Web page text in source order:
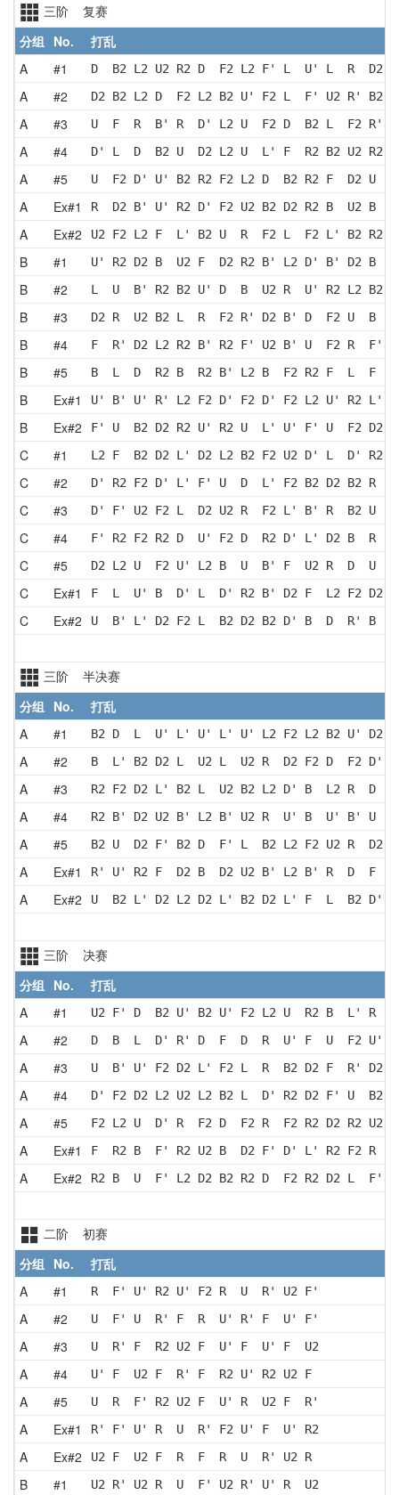
三阶 复赛
分组 No.
打乱
A
#1 D  B2 L2 U2 R2 D  F2 L2 F' L  U' L  R  D2
A #2 D2 B2 L2 D  F2 L2 B2 U' F2 L  F' U2 R' B2
A #3 U  F  R  B' R  D' L2 U  F2 D  B2 L  F2 R'
A #4 D' L  D  B2 U  D2 L2 U  L' F  R2 B2 U2 R2
A #5 U  F2 D' U' B2 R2 F2 L2 D  B2 R2 F  D2 U
A Ex#1 R  D2 B' U' R2 D' F2 U2 B2 D2 R2 B  U2 B
A Ex#2 U2 F2 L2 F  L' B2 U  R  F2 L  F2 L' B2 R2
B #1 U' R2 D2 B  U2 F  D2 R2 B' L2 D' B' D2 B
B #2 L  U  B' R2 B2 U' D  B  U2 R  U' R2 L2 B2 D
B #3 D2 R  U2 B2 L  R  F2 R' D2 B' D  F2 U  B
B #4 F  R' D2 L2 R2 B' R2 F' U2 B' U  F2 R  F'
B #5 B  L  D  R2 B  R2 B' L2 B  F2 R2 F  L  F
B Ex#1 U' B' U' R' L2 F2 D' F2 D' F2 L2 U' R2 L'
B Ex#2 F' U  B2 D2 R2 U' R2 U  L' U' F' U  F2 D2
C #1 L2 F  B2 D2 L' D2 L2 B2 F2 U2 D' L  D' R2
C #2 D' R2 F2 D' L' F' U  D  L' F2 B2 D2 B2 R
C #3 D' F' U2 F2 L  D2 U2 R  F2 L' B' R  B2 U
C #4 F' R2 F2 R2 D  U' F2 D  R2 D' L' D2 B  R
C #5 D2 L2 U  F2 U' L2 B  U  B' F  U2 R  D  U
C Ex#1 F  L  U' B  D' L  D' R2 B' D2 F  L2 F2 D2
C Ex#2 U  B' L' D2 F2 L  B2 D2 B2 D' B  D  R' B
三阶 半决赛
分组 No.
打乱
A
#1 B2 D  L  U' L' U' L' U' L2 F2 L2 B2 U' D2
A #2 B  L' B2 D2 L  U2 L  U2 R  D2 F2 D  F2 D'
A #3 R2 F2 D2 L' B2 L  U2 B2 L2 D' B  L2 R  D
A #4 R2 B' D2 U2 B' L2 B' U2 R  U' B  U' B' U
A #5 B2 U  D2 F' B2 D  F' L  B2 L2 F2 U2 R  D2
A Ex#1 R' U' R2 F  D2 B  D2 U2 B' L2 B' R  D  F
A Ex#2 U  B2 L' D2 L2 D2 L' B2 D2 L' F  L  B2 D'
三阶 决赛
分组 No.
打乱
A
#1 U2 F' D  B2 U' B2 U' F2 L2 U  R2 B  L' R
A #2 D  B  L  D' R' D  F  D  R  U' F  U  F2 U'
A #3 U  B' U' F2 D2 L' F2 L  R  B2 D2 F  R' D2
A #4 D' F2 D2 L2 U2 L2 B2 L  D' R2 D2 F' U  B2
A #5 F2 L2 U  D' R  F2 D  F2 R  F2 R2 D2 R2 U2
A Ex#1 F  R2 B  F' R2 U2 B  D2 F' D' L' R2 F2 R
A Ex#2 R2 B  U  F' L2 D2 B2 R2 D  F2 R2 D2 L  F'
二阶 初赛
分组 No.
打乱
A
#1 R  F' U' R2 U' F2 R  U  R' U2 F'
A #2 U  F' U  R' F  R  U' R' F  U' F'
A #3 U  R' F  R2 U2 F  U' F  U' F  U2
A #4 U' F  U2 F  R' F  R2 U' R2 U2 F
A #5 U  R  F' R2 U2 F  U' R  U2 F  R'
A Ex#1 R' F' U' R  U  R' F2 U' F  U' R2
A Ex#2 U2 F  U2 F  R  F  R  U  R' U2 R
B #1 U2 R' U2 R  U  F' U2 R' U' R  U2